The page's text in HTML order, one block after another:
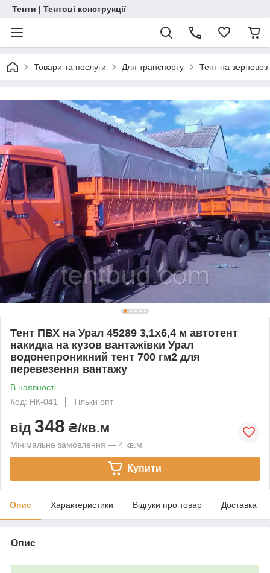
Тенти | Тентові конструкції
Товари та послуги Для транспорту Тент на зерновоз
Тент ПВХ на Урал 45289 3,1х6,4 м автотент
накидка на кузов вантажівки Урал
водонепроникний тент 700 гм2 для
перевезення вантажу
В наявності
Код: НК-041
Тільки опт
від 348 ₴/кв.м
Мінімальне замовлення — 4 кв.м
Купити
Опис Характеристики Відгуки про товар Доставка
Опис